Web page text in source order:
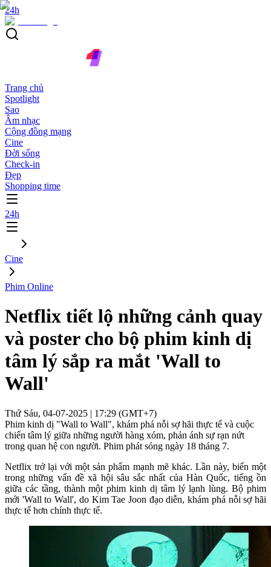
24h
Trang chủ
Spotlight
Sao
Âm nhạc
Cộng đồng mạng
Cine
Đời sống
Check-in
Đẹp
Shopping time
24h
Cine
Phim Online
Netflix tiết lộ những cảnh quay
và poster cho bộ phim kinh dị
tâm lý sắp ra mắt 'Wall to
Wall'
Thứ Sáu, 04-07-2025 | 17:29 (GMT+7)
Phim kinh dị "Wall to Wall", khám phá nỗi sợ hãi thực tế và cuộc
chiến tâm lý giữa những người hàng xóm, phản ánh sự rạn nứt
trong quan hệ con người. Phim phát sóng ngày 18 tháng 7.
Netflix trở lại với một sản phẩm mạnh mẽ khác. Lần này, biến một
trong những vấn đề xã hội sâu sắc nhất của Hàn Quốc, tiếng ồn
giữa các tầng, thành một phim kinh dị tâm lý lạnh lùng. Bộ phim
mới 'Wall to Wall', do Kim Tae Joon đạo diễn, khám phá nỗi sợ hãi
thực tế hơn chính thực tế.